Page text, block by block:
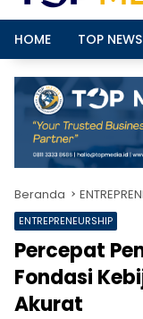
HOME TOP NEWS
Beranda
ENTREPRENEURSHIP
Percepat
Fondasi
Akurat